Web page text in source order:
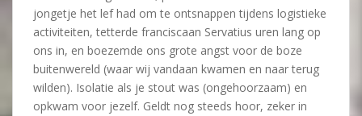
jongetje het lef had om te ontsnappen tijdens logistieke
activiteiten, tetterde franciscaan Servatius uren lang op
ons in, en boezemde ons grote angst voor de boze
buitenwereld (waar wij vandaan kwamen en naar terug
wilden). Isolatie als je stout was (ongehoorzaam) en
opkwam voor jezelf. Geldt nog steeds hoor, zeker in